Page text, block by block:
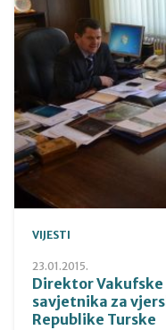
VIJESTI
23.01.2015.
Direktor
savjetnika za
Republike Turske